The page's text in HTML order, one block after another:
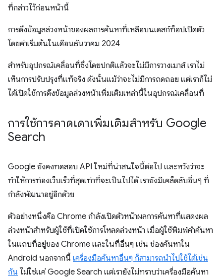
ที่กล่าวไว้ก่อนหน้านี้
การดึงข้อมูลล่วงหน้าของผลการค้นหาที่เหลือบนเดสก์ท็อปเปิดตัว
โดยค่าเริ่มต้นในเดือนธันวาคม 2024
สำหรับอุปกรณ์เคลื่อนที่ซึ่งโดยปกติแล้วจะไม่มีการวางเมาส์ เราไม่
เห็นการปรับปรุงที่แท้จริง ดังนั้นแม้ว่าจะไม่มีการถดถอย แต่เราก็ไม่
ได้เปิดใช้การดึงข้อมูลล่วงหน้าเพิ่มเติมเหล่านี้ในอุปกรณ์เคลื่อนที่
การใช้การคาดเดาเพิ่มเติมสำหรับ Google
Search
Google ยังคงทดสอบ API ใหม่ที่น่าสนใจนี้ต่อไป และหวังว่าจะ
ทำให้การท่องเว็บเร็วที่สุดเท่าที่จะเป็นไปได้ เรายังมีเคล็ดลับอื่นๆ ที่
กำลังพัฒนาอยู่อีกด้วย
ตัวอย่างหนึ่งคือ Chrome กำลังเปิดตัวหน้าผลการค้นหาที่แสดงผล
ล่วงหน้าสำหรับผู้ใช้ที่เปิดใช้การโหลดล่วงหน้า เมื่อผู้ใช้พิมพ์คำค้นหา
ในแถบที่อยู่ของ Chrome และในที่อื่นๆ เช่น ช่องค้นหาใน
Android นอกจากนี้ เครื่องมือค้นหาอื่นๆ ก็สามารถนำไปใช้ได้เช่น
กัน ไม่ใช่แค่ Google Search แต่เรายังไม่ทราบว่าเครื่องมือค้นหา